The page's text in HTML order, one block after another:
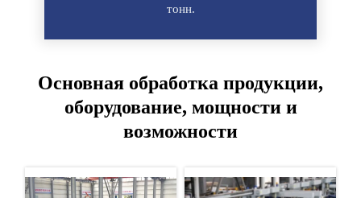
тонн.
Основная обработка продукции,
оборудование, мощности и
возможности